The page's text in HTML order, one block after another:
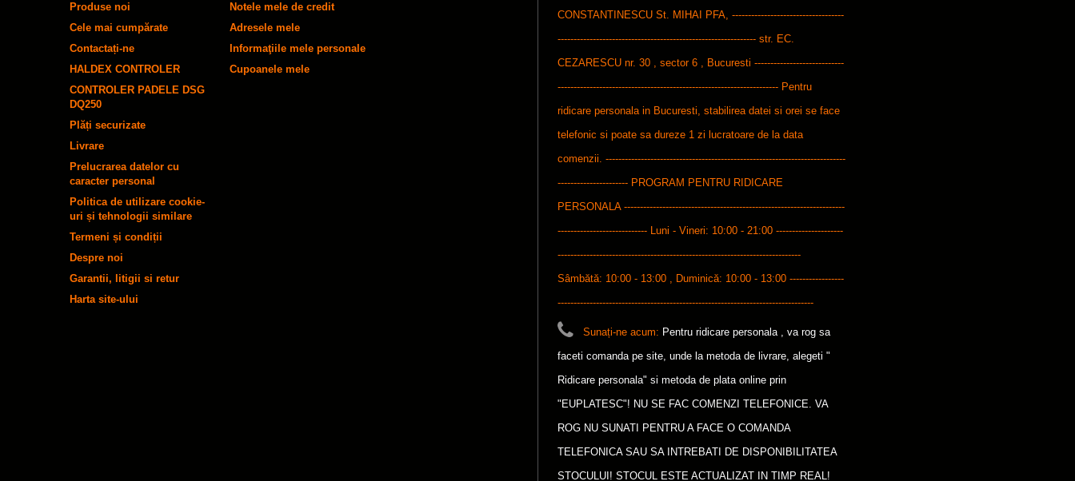
Produse noi
Cele mai cumpărate
Contactați-ne
HALDEX CONTROLER
CONTROLER PADELE DSG
DQ250
Plăți securizate
Livrare
Prelucrarea datelor cu
caracter personal
Politica de utilizare cookie-
uri și tehnologii similare
Termeni și condiții
Despre noi
Garantii, litigii si retur
Harta site-ului
Notele mele de credit
Adresele mele
Informaţiile mele personale
Cupoanele mele
CONSTANTINESCU St. MIHAI PFA, -----------------------------------
-------------------------------------------------------------- str. EC.
CEZARESCU nr. 30 , sector 6 , Bucuresti ----------------------------
--------------------------------------------------------------------- Pentru
ridicare personala in Bucuresti, stabilirea datei si orei se face
telefonic si poate sa dureze 1 zi lucratoare de la data
comenzii. ---------------------------------------------------------------------------
---------------------- PROGRAM PENTRU RIDICARE
PERSONALA ---------------------------------------------------------------------
---------------------------- Luni - Vineri: 10:00 - 21:00 ---------------------
----------------------------------------------------------------------------
Sâmbătă: 10:00 - 13:00 , Duminică: 10:00 - 13:00 -----------------
--------------------------------------------------------------------------------
Sunați-ne acum: Pentru ridicare personala , va rog sa
faceti comanda pe site, unde la metoda de livrare, alegeti "
Ridicare personala" si metoda de plata online prin
"EUPLATESC"! NU SE FAC COMENZI TELEFONICE. VA
ROG NU SUNATI PENTRU A FACE O COMANDA
TELEFONICA SAU SA INTREBATI DE DISPONIBILITATEA
STOCULUI! STOCUL ESTE ACTUALIZAT IN TIMP REAL!